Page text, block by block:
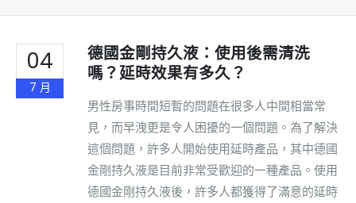
04
7 月
德國金剛持久液：使用後需清洗
嗎？延時效果有多久？
男性房事時間短暫的問題在很多人中間相當常
見，而早洩更是令人困擾的一個問題。為了解決
這個問題，許多人開始使用延時產品，其中德國
金剛持久液是目前非常受歡迎的一種產品。使用
德國金剛持久液後，許多人都獲得了滿意的延時